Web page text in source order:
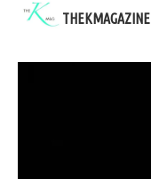
THEKMAGAZINE